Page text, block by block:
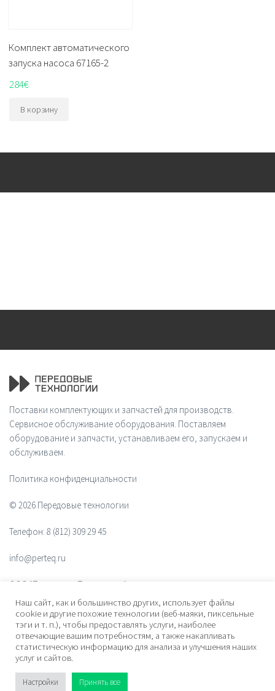
Комплект автоматического
запуска насоса 67165-2
284€
В корзину
Поставки комплектующих и запчастей для производств.
Сервисное обслуживание оборудования. Поставляем
оборудование и запчасти, устанавливаем его, запускаем и
обслуживаем.
Политика конфиденциальности
© 2026 Передовые технологии
Телефон: 8 (812) 309 29 45
info@perteq.ru
ООО "Передовые Технологии"
ОГРН 1117847072628
Почтовый индекс 196006
Адрес: ул. Рощинская, дом 32, офис 201, лит. А. Санкт-Петербург,
Россия
Наш сайт, как и большинство других, использует файлы
cookie и другие похожие технологии (веб-маяки, пиксельные
тэги и т. п.), чтобы предоставлять услуги, наиболее
отвечающие вашим потребностям, а также накапливать
статистическую информацию для анализа и улучшения наших
услуг и сайтов.
Настройки Принять все